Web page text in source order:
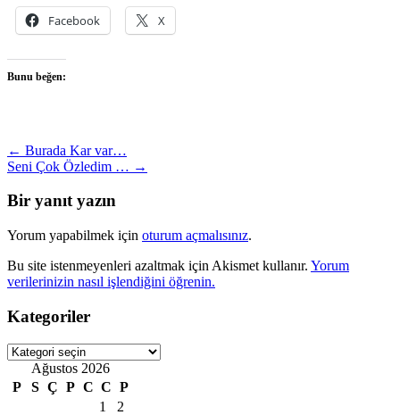
Facebook X
Bunu beğen:
Post
navigation
← Burada Kar var…
Seni Çok Özledim … →
Bir yanıt yazın
Yorum yapabilmek için oturum açmalısınız.
Bu site istenmeyenleri azaltmak için Akismet kullanır. Yorum
verilerinizin nasıl işlendiğini öğrenin.
Kategoriler
Kategoriler
Ağustos 2026
P
S Ç P C C P
1
2